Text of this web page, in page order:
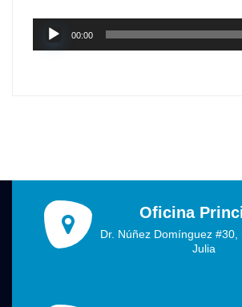
Reproductor
de
00:00
Oficina
Dr. Núñez Domínguez #30,
Julia